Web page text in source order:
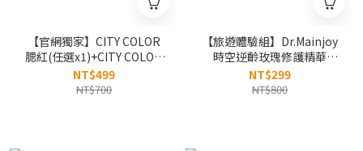
【官網獨家】CITY COLOR
腮紅(任選x1)+CITY COLOR
烏木玫瑰高訂刷具-蜜粉刷
NT$499
NT$700
【旅遊體驗組】Dr.Mainjoy
時空逆齡玫瑰修護精華
3mlx2入+煥妍撫齡極效時空
膠囊2顆/包x2入+神經醯胺極
NT$299
NT$800